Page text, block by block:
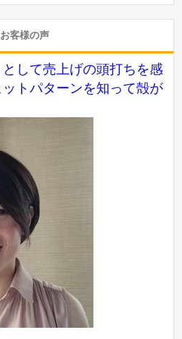
お客様の声
として売上げの頭打ちを感
トパターンを知って殻が